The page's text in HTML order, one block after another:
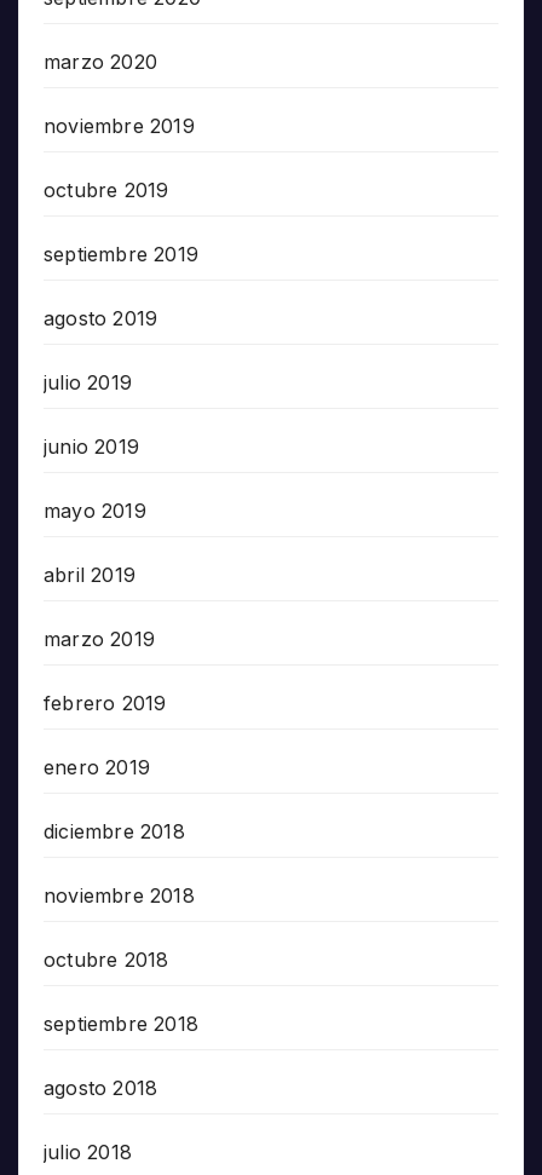
marzo 2020
noviembre 2019
octubre 2019
septiembre 2019
agosto 2019
julio 2019
junio 2019
mayo 2019
abril 2019
marzo 2019
febrero 2019
enero 2019
diciembre 2018
noviembre 2018
octubre 2018
septiembre 2018
agosto 2018
julio 2018